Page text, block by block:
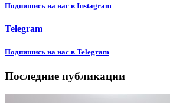
Подпишиcь на нас в Instagram
Telegram
Подпишиcь на нас в Telegram
Последние публикации